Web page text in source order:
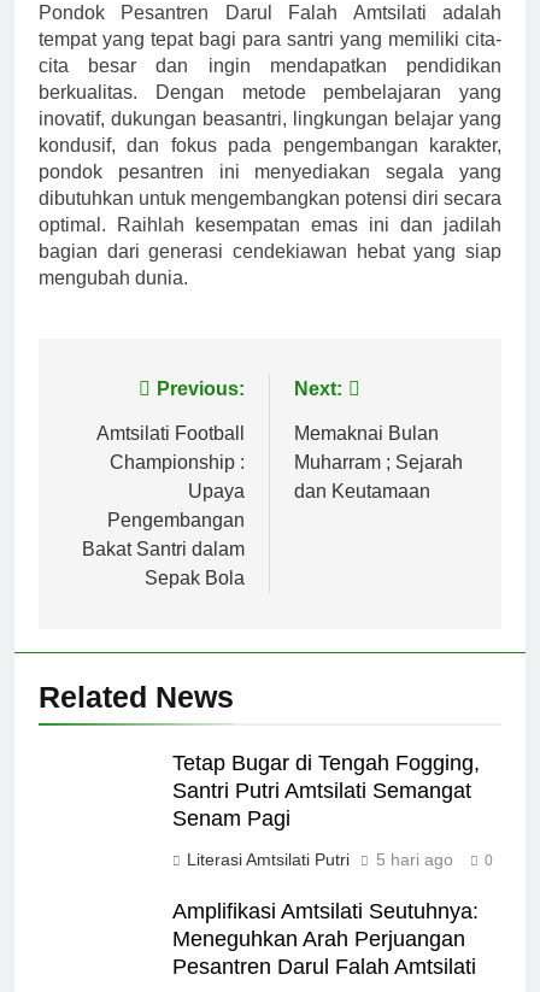
Pondok Pesantren Darul Falah Amtsilati adalah
tempat yang tepat bagi para santri yang memiliki cita-
cita besar dan ingin mendapatkan pendidikan
berkualitas. Dengan metode pembelajaran yang
inovatif, dukungan beasantri, lingkungan belajar yang
kondusif, dan fokus pada pengembangan karakter,
pondok pesantren ini menyediakan segala yang
dibutuhkan untuk mengembangkan potensi diri secara
optimal. Raihlah kesempatan emas ini dan jadilah
bagian dari generasi cendekiawan hebat yang siap
mengubah dunia.
Navigasi
pos
Previous:
Amtsilati Football
Championship :
Upaya
Pengembangan
Bakat Santri dalam
Sepak Bola
Next:
Memaknai Bulan
Muharram ; Sejarah
dan Keutamaan
Related News
Tetap Bugar di Tengah Fogging,
Santri Putri Amtsilati Semangat
Senam Pagi
Literasi Amtsilati Putri 5 hari ago 0
Amplifikasi Amtsilati Seutuhnya:
Meneguhkan Arah Perjuangan
Pesantren Darul Falah Amtsilati